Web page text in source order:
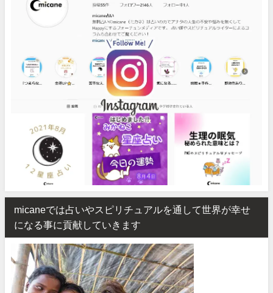
micaneでは占いやスピリチュアルを通して世界が幸せ
になる事に貢献していきます